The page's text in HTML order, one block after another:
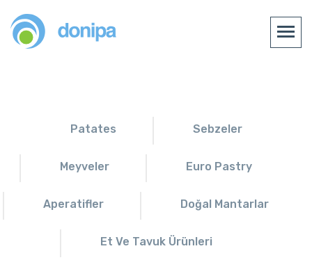
Patates Sebzeler
Meyveler Euro Pastry
Aperatifler Doğal Mantarlar
Et Ve Tavuk Ürünleri